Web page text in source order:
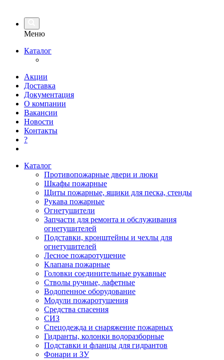
Меню
Каталог
Акции
Доставка
Документация
О компании
Вакансии
Новости
Контакты
?
Каталог
Противопожарные двери и люки
Шкафы пожарные
Щиты пожарные, ящики для песка, стенды
Рукава пожарные
Огнетушители
Запчасти для ремонта и обслуживания
огнетушителей
Подставки, кронштейны и чехлы для
огнетушителей
Лесное пожаротушение
Клапана пожарные
Головки соединительные рукавные
Стволы ручные, лафетные
Водопенное оборудование
Модули пожаротушения
Средства спасения
СИЗ
Спецодежда и снаряжение пожарных
Гидранты, колонки водоразборные
Подставки и фланцы для гидрантов
Фонари и ЗУ